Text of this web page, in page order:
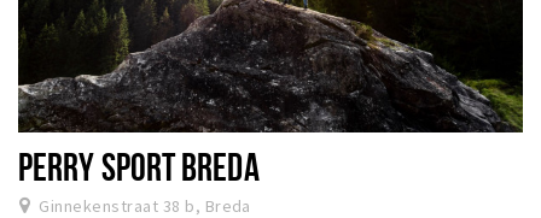
PERRY SPORT BREDA
Ginnekenstraat 38 b, Breda